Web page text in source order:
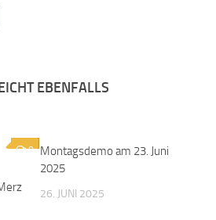
EBENFALLS
0
Montagsdemo am 23. Juni
2025
26. JUNI 2025